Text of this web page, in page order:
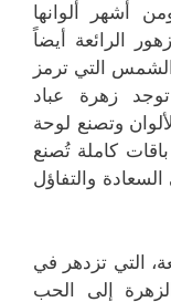
أشهر ألوانها
الرائعة أيضاً
التي ترمز
توجد زهرة عباد
وتصنع لوحة
كاملة تُصنع
والتفاؤل
التي تزدهر في
إلى الحب